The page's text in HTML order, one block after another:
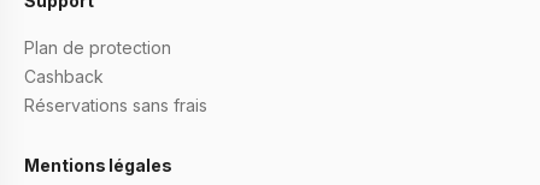
Plan de protection
Cashback
Réservations sans frais
Mentions légales